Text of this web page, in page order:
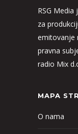
RSG
za
emitovanje
pravna
radio Mix
MAPA
O nama